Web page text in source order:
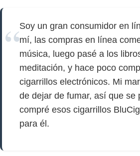
Soy un gran consumidor en
mí, las compras en línea
música, luego pasé a los
meditación, y hace poco
cigarrillos electrónicos. Mi
de dejar de fumar, así que se
compré esos cigarrillos
para él.